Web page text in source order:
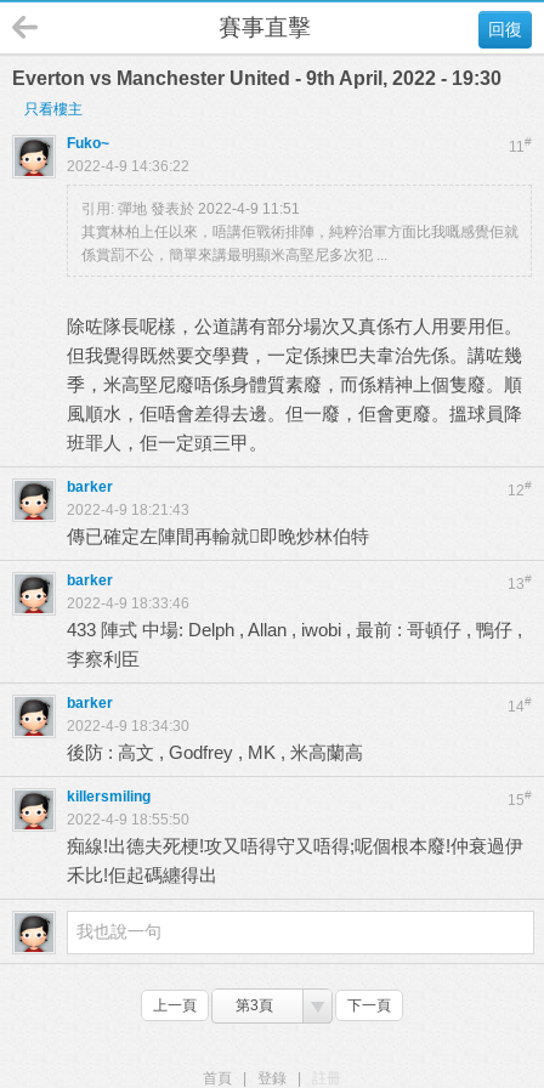
回復
賽事直擊
Everton vs Manchester United - 9th April, 2022 - 19:30
只看樓主
11#
Fuko~
2022-4-9 14:36:22
引用: 彈地 發表於 2022-4-9 11:51
其實林柏上任以來，唔講佢戰術排陣，純粹治軍方面比我嘅感覺佢就
係賞罰不公，簡單來講最明顯米高堅尼多次犯 ...
除咗隊長呢樣，公道講有部分場次又真係冇人用要用佢。
但我覺得既然要交學費，一定係揀巴夫韋治先係。講咗幾
季，米高堅尼廢唔係身體質素廢，而係精神上個隻廢。順
風順水，佢唔會差得去邊。但一廢，佢會更廢。搵球員降
班罪人，佢一定頭三甲。
12#
barker
2022-4-9 18:21:43
傳已確定左陣間再輸就即晚炒林伯特
13#
barker
2022-4-9 18:33:46
433 陣式 中場: Delph , Allan , iwobi , 最前 : 哥頓仔 , 鴨仔 ,
李察利臣
14#
barker
2022-4-9 18:34:30
後防 : 高文 , Godfrey , MK , 米高蘭高
15#
killersmiling
2022-4-9 18:55:50
痴線!出德夫死梗!攻又唔得守又唔得;呢個根本廢!仲衰過伊
禾比!佢起碼纏得出
上一頁 第3頁 下一頁
首頁 登錄